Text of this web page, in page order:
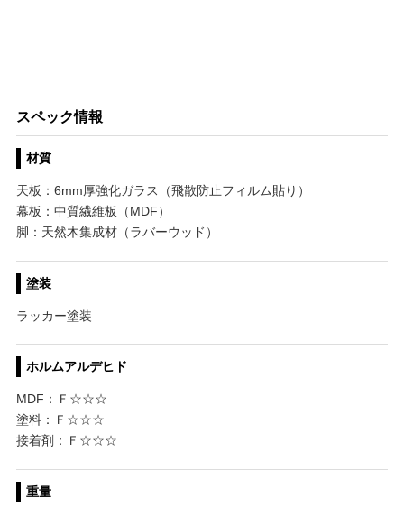
スペック情報
材質
天板：6mm厚強化ガラス（飛散防止フィルム貼り）
幕板：中質繊維板（MDF）
脚：天然木集成材（ラバーウッド）
塗装
ラッカー塗装
ホルムアルデヒド
MDF：Ｆ☆☆☆
塗料：Ｆ☆☆☆
接着剤：Ｆ☆☆☆
重量